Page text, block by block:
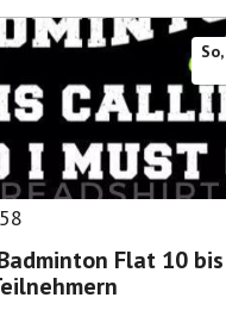
58
Flat 10 bis 13 /15